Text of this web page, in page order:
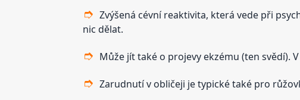
Zvýšená cévní reaktivita, která vede při
nic dělat.
Může jít také o projevy ekzému (ten
Zarudnutí v obličeji je typické také pro